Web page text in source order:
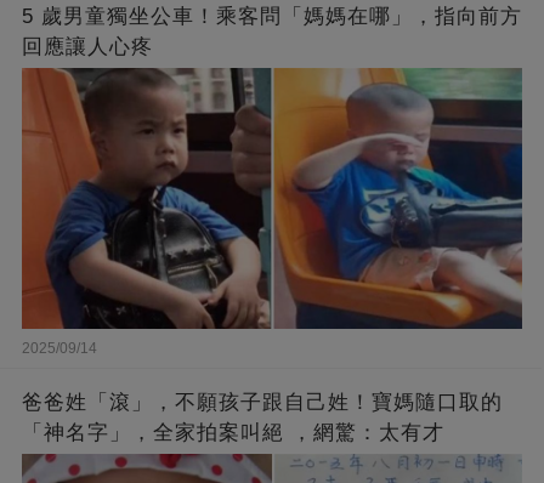
5 歲男童獨坐公車！乘客問「媽媽在哪」，指向前方
回應讓人心疼
2025/09/14
爸爸姓「滾」，不願孩子跟自己姓！寶媽隨口取的
「神名字」，全家拍案叫絕 ，網驚：太有才